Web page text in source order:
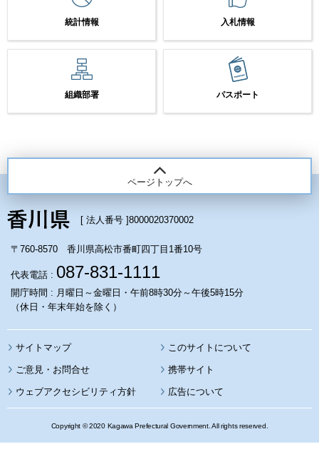
統計情報 入札情報
組織部署 パスポート
ページトップへ
[ 法人番号 ]8000020370002
〒760-8570 香川県高松市番町四丁目1番10号
代表電話 : 087-831-1111
開庁時間 : 月曜日～金曜日・午前8時30分～午後5時15分
（休日・年末年始を除く）
サイトマップ このサイトについて
携帯サイト
ウェブアクセシビリティ方針 広告について
Copyright © 2020 Kagawa Prefectural Government. All rights reserved.